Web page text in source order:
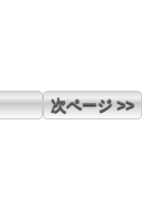
次ページ >>